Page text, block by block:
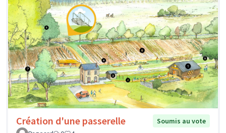
Création d'une passerelle
Soumis au vote